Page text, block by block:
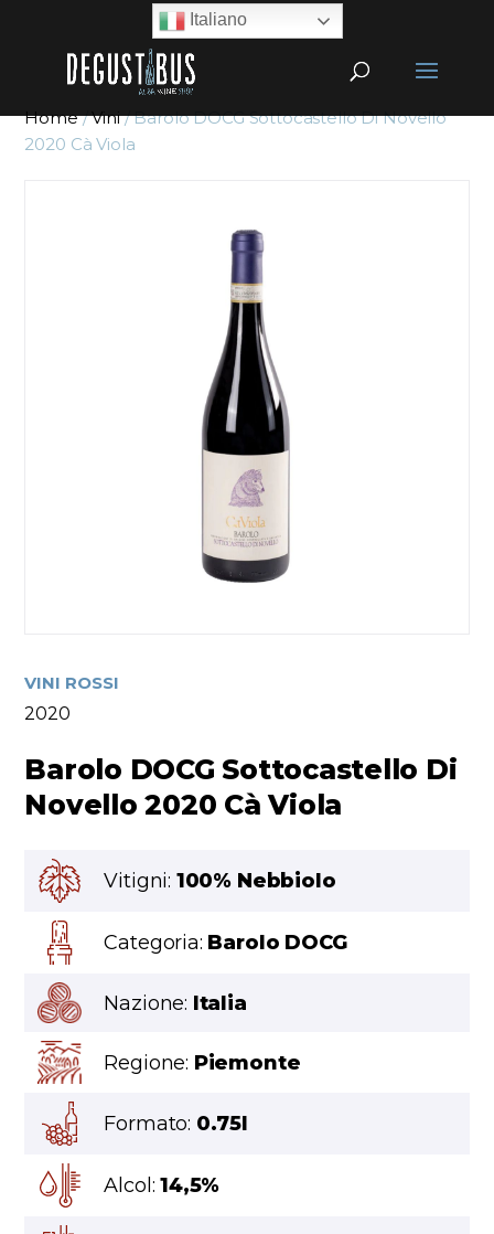
Home/Vini/ Barolo DOCG Sottocastello Di Novello
2020 Cà Viola
VINI ROSSI
2020
Barolo DOCG Sottocastello Di
Novello 2020 Cà Viola
Vitigni: 100% Nebbiolo
Categoria: Barolo DOCG
Nazione: Italia
Regione: Piemonte
Formato: 0.75l
Alcol:14,5%
Italiano